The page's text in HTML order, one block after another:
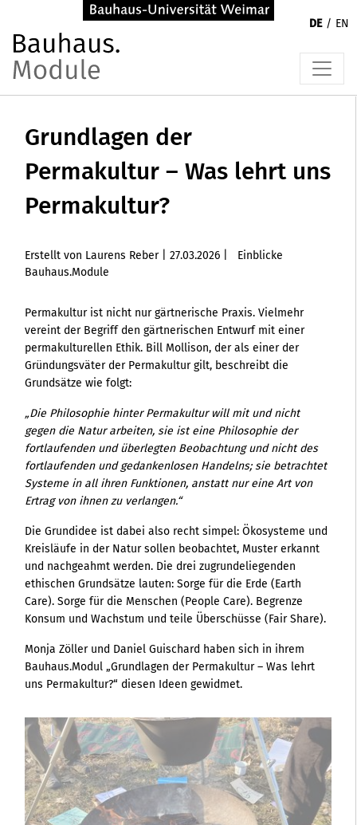
DE EN
Grundlagen der
Permakultur – Was lehrt uns
Permakultur?
Erstellt von Laurens Reber | 27.03.2026
Einblicke
Bauhaus.Module
Permakultur ist nicht nur gärtnerische Praxis. Vielmehr
vereint der Begriff den gärtnerischen Entwurf mit einer
permakulturellen Ethik. Bill Mollison, der als einer der
Gründungsväter der Permakultur gilt, beschreibt die
Grundsätze wie folgt:
„Die Philosophie hinter Permakultur will mit und nicht
gegen die Natur arbeiten, sie ist eine Philosophie der
fortlaufenden und überlegten Beobachtung und nicht des
fortlaufenden und gedankenlosen Handelns; sie betrachtet
Systeme in all ihren Funktionen, anstatt nur eine Art von
Ertrag von ihnen zu verlangen.“
Die Grundidee ist dabei also recht simpel: Ökosysteme und
Kreisläufe in der Natur sollen beobachtet, Muster erkannt
und nachgeahmt werden. Die drei zugrundeliegenden
ethischen Grundsätze lauten: Sorge für die Erde (Earth
Care). Sorge für die Menschen (People Care). Begrenze
Konsum und Wachstum und teile Überschüsse (Fair Share).
Monja Zöller und Daniel Guischard haben sich in ihrem
Bauhaus.Modul „Grundlagen der Permakultur – Was lehrt
uns Permakultur?“ diesen Ideen gewidmet.